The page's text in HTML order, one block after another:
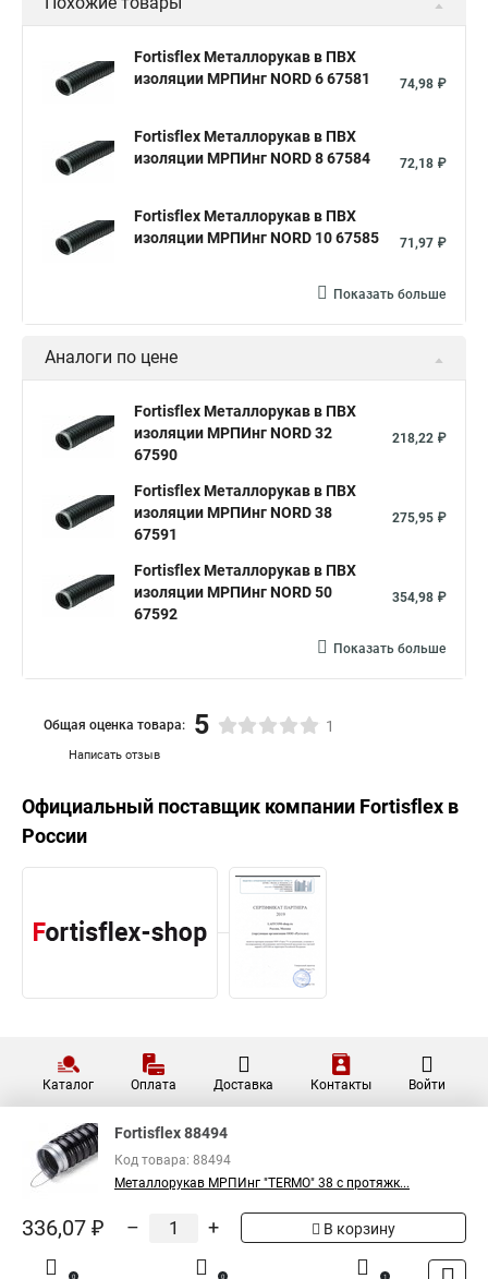
Fortisflex Металлорукав в ПВХ
изоляции МРПИнг NORD 6 67581
74,98 ₽
Fortisflex Металлорукав в ПВХ
изоляции МРПИнг NORD 8 67584
72,18 ₽
Fortisflex Металлорукав в ПВХ
изоляции МРПИнг NORD 10 67585
71,97 ₽
Показать больше
Аналоги по цене
Fortisflex Металлорукав в ПВХ
изоляции МРПИнг NORD 32
67590
218,22 ₽
Fortisflex Металлорукав в ПВХ
изоляции МРПИнг NORD 38
67591
275,95 ₽
Fortisflex Металлорукав в ПВХ
изоляции МРПИнг NORD 50
67592
354,98 ₽
Показать больше
Написать отзыв
Общая оценка товара: 5 1
Официальный поставщик компании Fortisflex в
России
Каталог Оплата Доставка Контакты Войти
Fortisflex 88494
Код товара: 88494
Металлорукав МРПИнг "TERMO" 38 с протяжк...
336,07 ₽ – + В корзину
0 0 1